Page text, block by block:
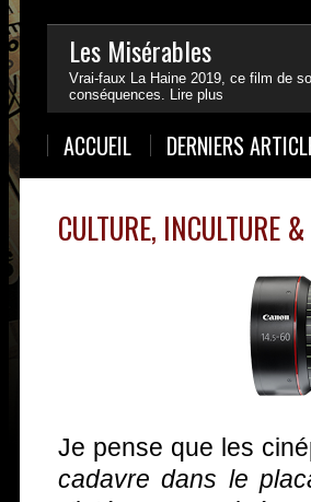
Les Misérables
Vrai-faux La Haine 2019, ce film de
conséquences. Lire plus
2
ACCUEIL DERNIERS
CULTURE, INCULTURE
Je pense que les
cadavre dans le